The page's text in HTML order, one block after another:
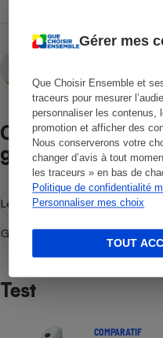
Gérer mes
Que Choisir Ensemble et
traceurs pour mesurer
personnaliser les contenus,
promotion et afficher des
Nous conserverons votre
changer d’avis à tout
les traceurs » en bas de
Politique de confidentialité
Personnaliser mes choix
TOUT
Comparatif
glaces
Les résultats du test Meilleurs
Guide d'achat Sorbetière -
Test
COMPARATIF